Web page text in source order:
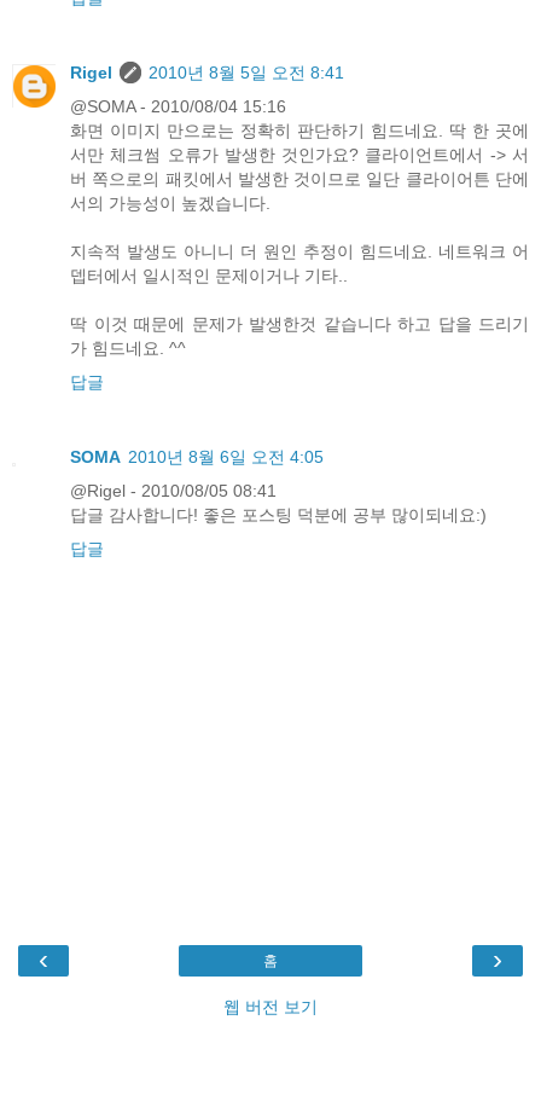
Rigel
2010년 8월 5일 오전 8:41
@SOMA - 2010/08/04 15:16
화면 이미지 만으로는 정확히 판단하기 힘드네요. 딱 한 곳에
서만 체크썸 오류가 발생한 것인가요? 클라이언트에서 -> 서
버 쪽으로의 패킷에서 발생한 것이므로 일단 클라이어튼 단에
서의 가능성이 높겠습니다.
지속적 발생도 아니니 더 원인 추정이 힘드네요. 네트워크 어
뎁터에서 일시적인 문제이거나 기타..
딱 이것 때문에 문제가 발생한것 같습니다 하고 답을 드리기
가 힘드네요. ^^
답글
SOMA 2010년 8월 6일 오전 4:05
@Rigel - 2010/08/05 08:41
답글 감사합니다! 좋은 포스팅 덕분에 공부 많이되네요:)
답글
‹ ›
홈
웹 버전 보기